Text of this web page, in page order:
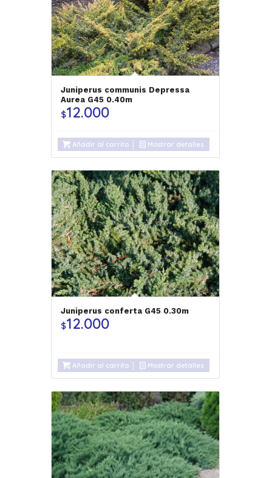
Juniperus communis Depressa
Aurea G45 0.40m
$12.000
Añadir al carrito Mostrar detalles
Juniperus conferta G45 0.30m
$12.000
Añadir al carrito Mostrar detalles